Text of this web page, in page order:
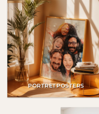
PORTRETPOSTERS